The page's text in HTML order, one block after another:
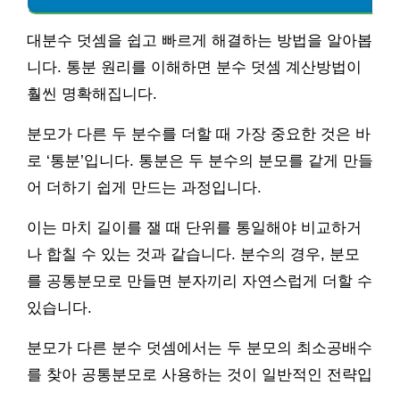
대분수 덧셈을 쉽고 빠르게 해결하는 방법을 알아봅
니다. 통분 원리를 이해하면 분수 덧셈 계산방법이
훨씬 명확해집니다.
분모가 다른 두 분수를 더할 때 가장 중요한 것은 바
로 ‘통분’입니다. 통분은 두 분수의 분모를 같게 만들
어 더하기 쉽게 만드는 과정입니다.
이는 마치 길이를 잴 때 단위를 통일해야 비교하거
나 합칠 수 있는 것과 같습니다. 분수의 경우, 분모
를 공통분모로 만들면 분자끼리 자연스럽게 더할 수
있습니다.
분모가 다른 분수 덧셈에서는 두 분모의 최소공배수
를 찾아 공통분모로 사용하는 것이 일반적인 전략입